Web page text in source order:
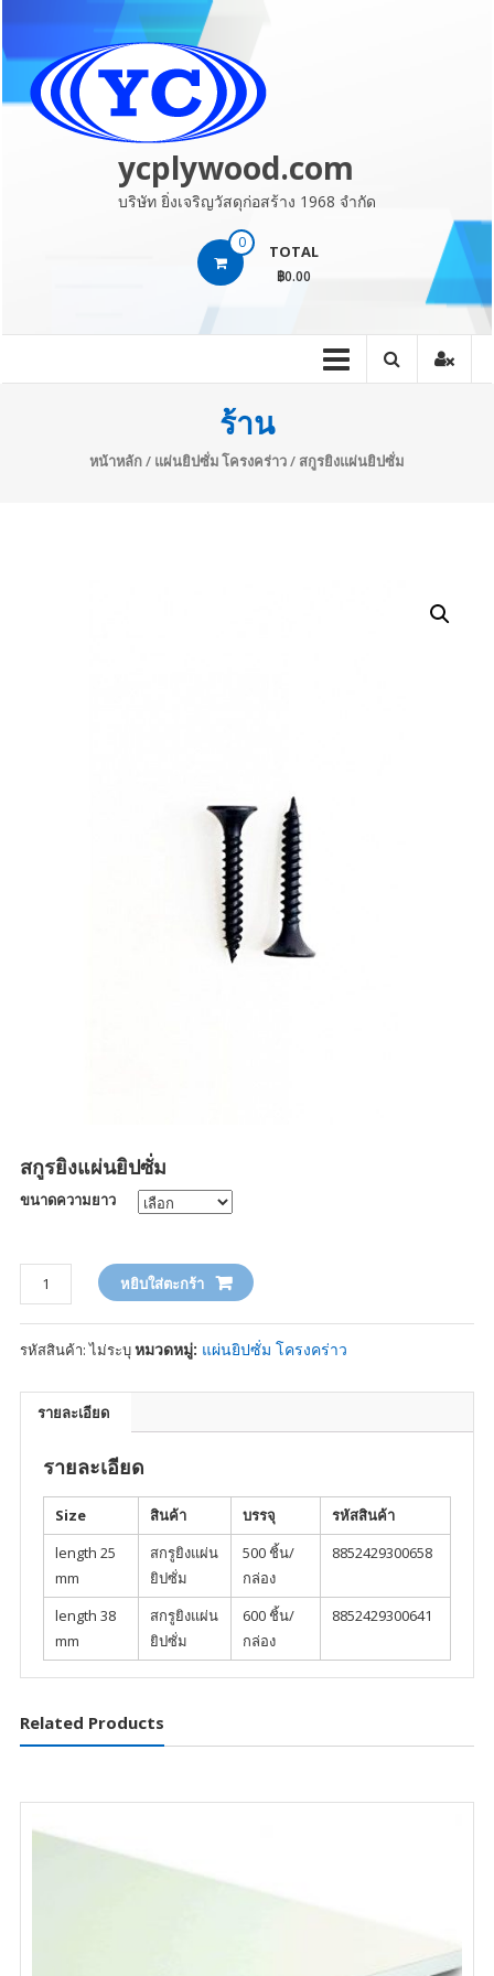
content
ycplywood.com
บริษัท ยิ่งเจริญวัสดุก่อสร้าง 1968 จำกัด
0 TOTAL
฿0.00
ร้าน
หน้าหลัก/ แผ่นยิปซั่ม โครงคร่าว/ สกูรยิงแผ่นยิปซั่ม
สกูรยิงแผ่นยิปซั่ม
ขนาดความยาว
จำนวน หยิบใส่ตะกร้า
รหัสสินค้า:ไม่ระบุหมวดหมู่: แผ่นยิปซั่ม โครงคร่าว
รายละเอียด
รายละเอียด
Size สินค้า บรรจุ
รหัสสินค้า
length 25
mm
สกรูยิงแผ่น
ยิปซั่ม
500 ชิ้น/
กล่อง
8852429300658
length 38
mm
สกรูยิงแผ่น
ยิปซั่ม
600 ชิ้น/
กล่อง
8852429300641
Related Products